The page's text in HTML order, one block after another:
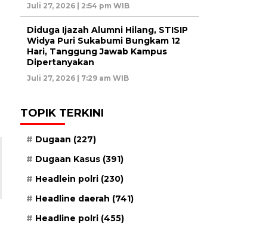
Juli 27, 2026 | 2:54 pm WIB
Diduga Ijazah Alumni Hilang, STISIP
Widya Puri Sukabumi Bungkam 12
Hari, Tanggung Jawab Kampus
Dipertanyakan
Juli 27, 2026 | 7:29 am WIB
TOPIK TERKINI
Dugaan (227)
Dugaan Kasus (391)
Headlein polri (230)
Headline daerah (741)
Headline polri (455)